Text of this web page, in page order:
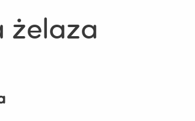
żelaza